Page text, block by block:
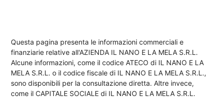
Questa pagina presenta le informazioni commerciali e
finanziarie relative all'AZIENDA IL NANO E LA MELA S.R.L.
Alcune informazioni, come il codice ATECO di IL NANO E LA
MELA S.R.L. o il codice fiscale di IL NANO E LA MELA S.R.L.,
sono disponibili per la consultazione diretta. Altre invece,
come il CAPITALE SOCIALE di IL NANO E LA MELA S.R.L.